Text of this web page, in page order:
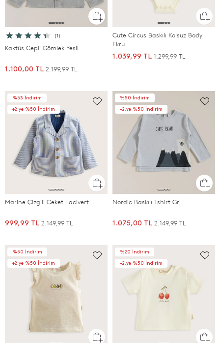
(1)
Kaktüs Cepli Gömlek Yeşil
1.100,00 TL 2.199,99 TL
Cute Circus Baskılı Kolsuz Body
Ekru
1.039,99 TL 1.299,99 TL
%53 İndirim
+2.ye %50 İndirim
Marine Çizgili Ceket Lacivert
999,99 TL 2.149,99 TL
%50 İndirim
+2.ye %50 İndirim
Nordic Baskılı Tshirt Gri
1.075,00 TL 2.149,99 TL
%50 İndirim
+2.ye %50 İndirim
%20 İndirim
+2.ye %50 İndirim